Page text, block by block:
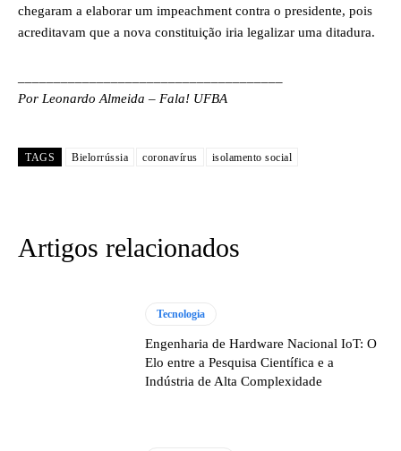
chegaram a elaborar um impeachment contra o presidente, pois
acreditavam que a nova constituição iria legalizar uma ditadura.
Por Leonardo Almeida – Fala! UFBA
TAGS Bielorrússia coronavírus isolamento social
Artigos relacionados
Tecnologia
Engenharia de Hardware Nacional IoT: O
Elo entre a Pesquisa Científica e a
Indústria de Alta Complexidade